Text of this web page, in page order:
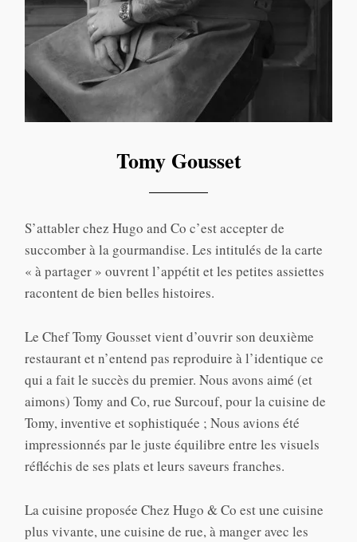
Tomy Gousset
S’attabler chez Hugo and Co c’est accepter de
succomber à la gourmandise. Les intitulés de la carte
« à partager » ouvrent l’appétit et les petites assiettes
racontent de bien belles histoires.
Le Chef Tomy Gousset vient d’ouvrir son deuxième
restaurant et n’entend pas reproduire à l’identique ce
qui a fait le succès du premier. Nous avons aimé (et
aimons) Tomy and Co, rue Surcouf, pour la cuisine de
Tomy, inventive et sophistiquée ; Nous avions été
impressionnés par le juste équilibre entre les visuels
réfléchis de ses plats et leurs saveurs franches.
La cuisine proposée Chez Hugo & Co est une cuisine
plus vivante, une cuisine de rue, à manger avec les